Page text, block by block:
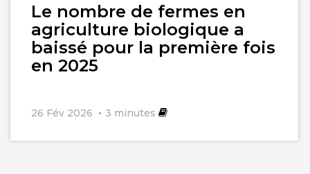
Le nombre de fermes en
agriculture biologique a
baissé pour la première fois
en 2025
26 Fév 2026 3 minutes